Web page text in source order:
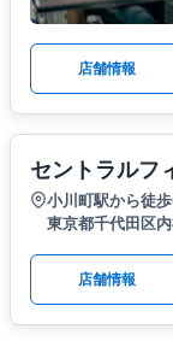
店舗情報
セントラルフ
小川町駅から徒
東京都千代田区
店舗情報